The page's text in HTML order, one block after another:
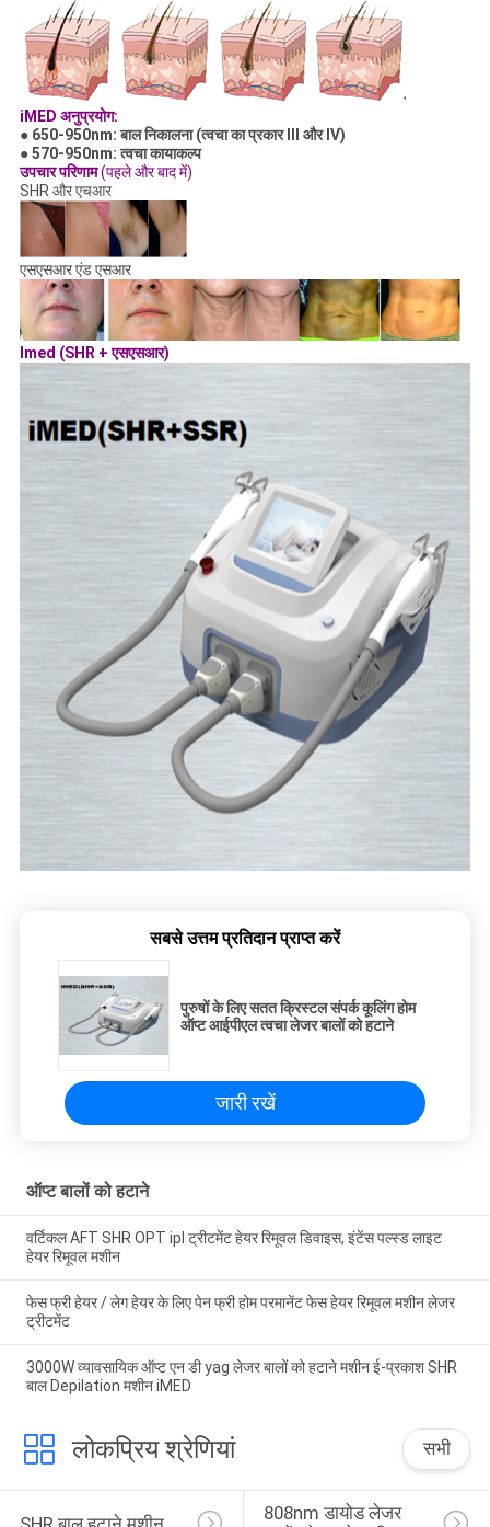
iMED अनुप्रयोग:
● 650-950nm: बाल निकालना (त्वचा का प्रकार III और IV)
●570-950nm: त्वचा कायाकल्प
उपचार परिणाम(पहले और बाद में)
SHR और एचआर
एसएसआर एंड एसआर
Imed (SHR + एसएसआर)
सबसे उत्तम प्रतिदान प्राप्त करें
पुरुषों के लिए सतत क्रिस्टल संपर्क कूलिंग होम
ऑप्ट आईपीएल त्वचा लेजर बालों को हटाने
जारी रखें
ऑप्ट बालों को हटाने
वर्टिकल AFT SHR OPT ipl ट्रीटमेंट हेयर रिमूवल डिवाइस, इंटेंस पल्स्ड लाइट
हेयर रिमूवल मशीन
फेस फ्री हेयर / लेग हेयर के लिए पेन फ्री होम परमानेंट फेस हेयर रिमूवल मशीन लेजर
ट्रीटमेंट
3000W व्यावसायिक ऑप्ट एन डी yag लेजर बालों को हटाने मशीन ई-प्रकाश SHR
बाल Depilation मशीन iMED
लोकप्रिय श्रेणियां सभी
808nm डायोड लेजर